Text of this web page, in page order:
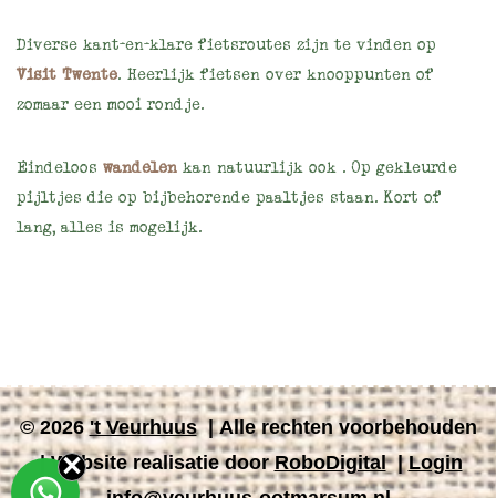
Diverse kant-en-klare fietsroutes zijn te vinden op
Visit Twente. Heerlijk fietsen over knooppunten of
zomaar een mooi rondje.
Eindeloos wandelen kan natuurlijk ook . Op gekleurde
pijltjes die op bijbehorende paaltjes staan. Kort of
lang, alles is mogelijk.
© 2026't Veurhuus| Alle rechten voorbehouden
| Website realisatie doorRoboDigital|Login